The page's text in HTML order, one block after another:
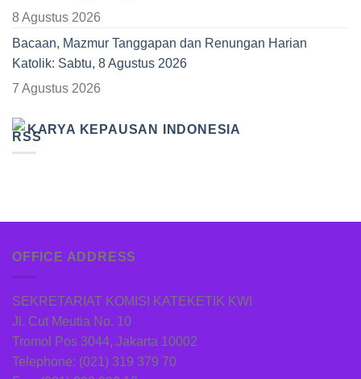
8 Agustus 2026
Bacaan, Mazmur Tanggapan dan Renungan Harian
Katolik: Sabtu, 8 Agustus 2026
7 Agustus 2026
KARYA KEPAUSAN INDONESIA
OFFICE ADDRESS
SEKRETARIAT KOMISI KATEKETIK KWI
Jl. Cut Meutia No. 10
Tromol Pos 3044, Jakarta 10002
Telephone: (021) 319 379 70